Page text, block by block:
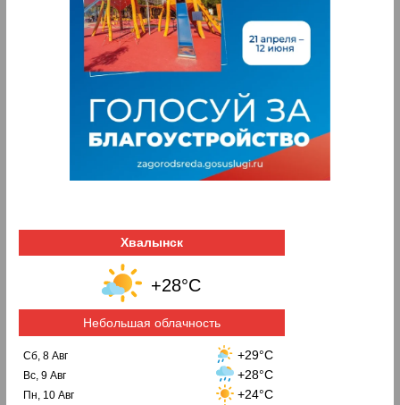
Хвалынск
+28°C
Небольшая облачность
Сб, 8 Авг +29°C
Вс, 9 Авг +28°C
Пн, 10 Авг +24°C